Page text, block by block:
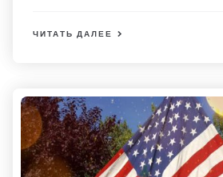
ЧИТАТЬ ДАЛЕЕ